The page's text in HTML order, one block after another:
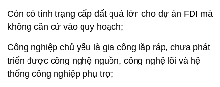
Còn có tình trạng cấp đất quá lớn cho dự án FDI mà
không căn cứ vào quy hoạch;
Công nghiệp chủ yếu là gia công lắp ráp, chưa phát
triển được công nghệ nguồn, công nghệ lõi và hệ
thống công nghiệp phụ trợ;